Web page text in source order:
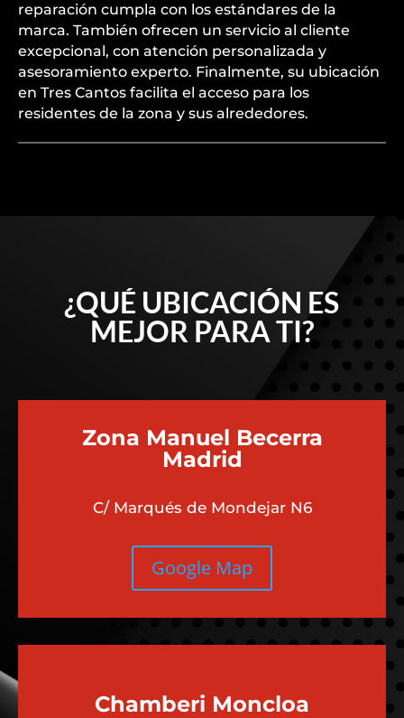
reparación cumpla con los estándares de la
marca. También ofrecen un servicio al cliente
excepcional, con atención personalizada y
asesoramiento experto. Finalmente, su ubicación
en Tres Cantos facilita el acceso para los
residentes de la zona y sus alrededores.
¿QUÉ UBICACIÓN ES
MEJOR PARA TI?
Zona Manuel Becerra
Madrid
C/ Marqués de Mondejar N6
Google Map
Chamberi Moncloa